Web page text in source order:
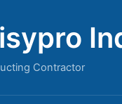
Contractor